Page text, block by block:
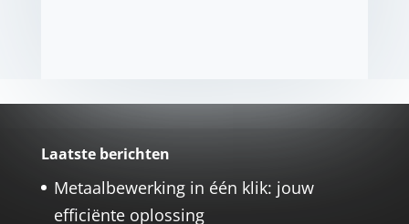
Laatste berichten
Metaalbewerking in één klik: jouw
efficiënte oplossing